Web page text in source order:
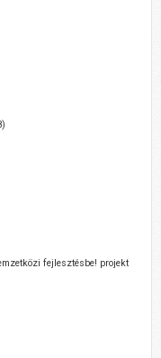
fejlesztésbe! projekt